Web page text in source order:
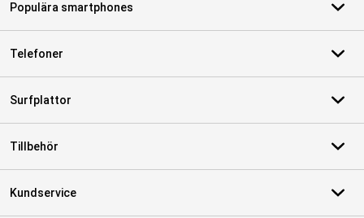
Populära smartphones
Telefoner
Surfplattor
Tillbehör
Kundservice